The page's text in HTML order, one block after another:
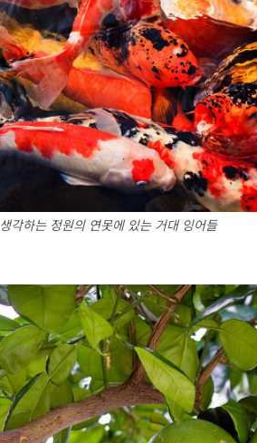
생각하는 정원의 연못에 있는 거대 잉어들